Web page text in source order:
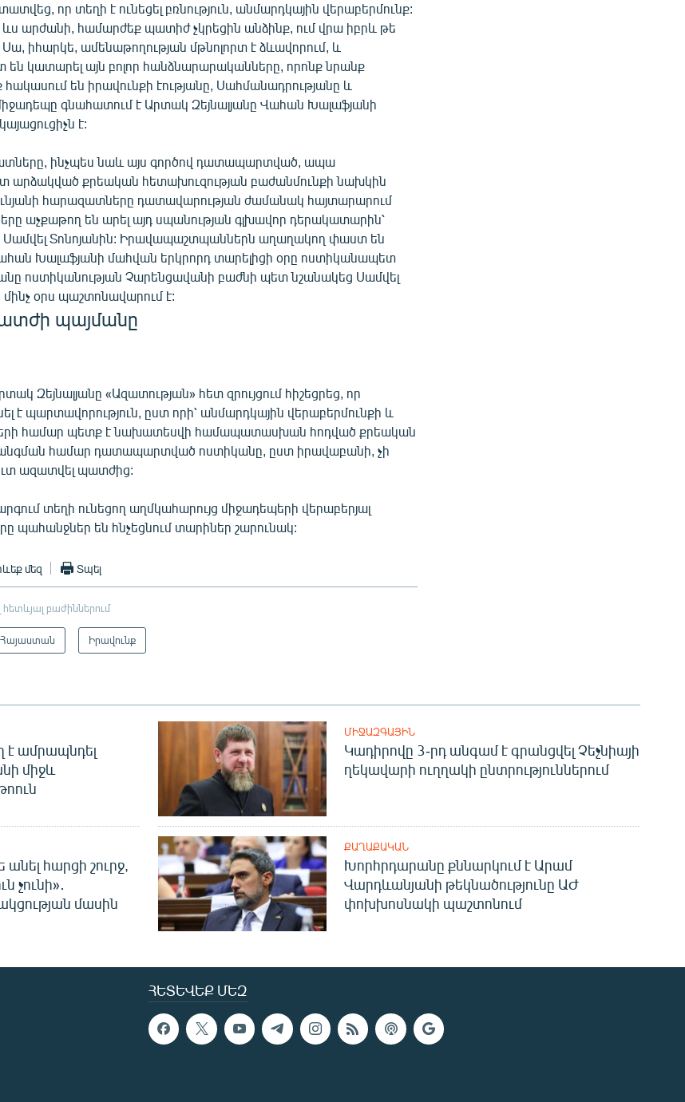
որ տեղի է ունեցել բռնություն, անմարդկային վերաբերմունք:
արժանի, համարժեք պատիժ չկրեցին անձինք, ում վրա իբրև թե
իհարկե, ամենաթողության մթնոլորտ է ձևավորում, և
կատարել այն բոլոր հանձնարարականները, որոնք նրանք
են իրավունքի էությանը, Սահմանադրությանը և
գնահատում է Արտակ Զեյնալյանը Վահան Խալաֆյանի
է:
ինչպես նաև այս գործով դատապարտված, ապա
արձակված քրեական հետախուզության բաժանմունքի նախկին
հարազատները դատավարության ժամանակ հայտարարում
աչքաթող են արել այդ սպանության գլխավոր դերակատարին՝
Տոնոյանին: Իրավապաշտպաններն աղաղակող փաստ են
Խալաֆյանի մահվան երկրորդ տարելիցի օրը ոստիկանապետ
ոստիկանության Չարենցավանի բաժնի պետ նշանակեց Սամվել
մինչ օրս պաշտոնավարում է:
պայմանը
Զեյնալյանը «Ազատության» հետ զրույցում հիշեցրեց, որ
է պարտավորություն, ըստ որի՝ անմարդկային վերաբերմունքի և
համար պետք է նախատեսվի համապատասխան հոդված քրեական
համար դատապարտված ոստիկանը, ըստ իրավաբանի, չի
ազատվել պատժից:
տեղի ունեցող աղմկահարույց միջադեպերի վերաբերյալ
պահանջներ են հնչեցնում տարիներ շարունակ:
մեզ Տպել
բաժիններում
Հայաստան Իրավունք
է ամրապնդել
միջև
ՄԻՋԱԶԳԱՅԻՆ
Կադիրովը 3-րդ անգամ է գրանցվել Չեչնիայի
ղեկավարի ուղղակի ընտրություններում
հարցի շուրջ,
չունի»․
մասին
ՔԱՂԱՔԱԿԱՆ
Խորհրդարանը քննարկում է Արամ
Վարդևանյանի թեկնածությունը ԱԺ
փոխխոսնակի պաշտոնում
ՀԵՏԵՎԵՔ ՄԵԶ